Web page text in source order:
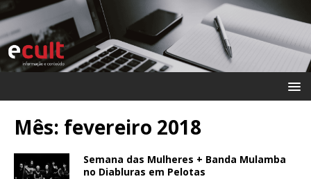
Mês: fevereiro 2018
Semana das Mulheres + Banda Mulamba
no Diabluras em Pelotas